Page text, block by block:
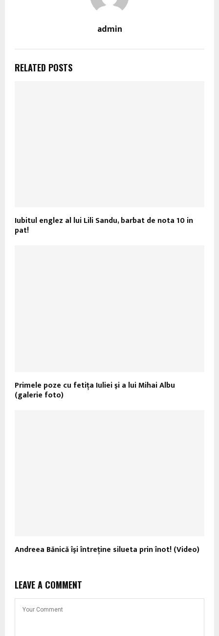
admin
RELATED POSTS
Iubitul englez al lui Lili Sandu, barbat de nota 10 in
pat!
Primele poze cu fetiţa Iuliei şi a lui Mihai Albu
(galerie foto)
Andreea Bănică îşi întreţine silueta prin înot! (Video)
LEAVE A COMMENT